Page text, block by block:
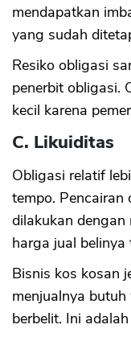
mendapatkan
yang sudah
Resiko obligasi
penerbit obligasi.
kecil karena
C. Likuiditas
Obligasi relatif
tempo. Pencairan
dilakukan dengan
harga jual
Bisnis kos kosan
menjualnya
berbelit. Ini